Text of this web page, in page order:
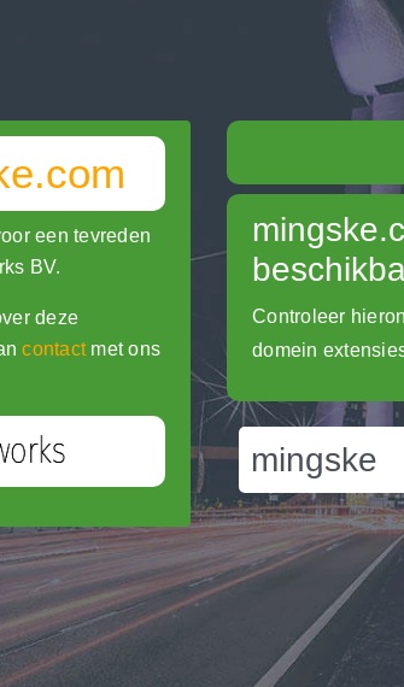
een tevreden
BV.
deze
contactmet ons
Controleer
domein